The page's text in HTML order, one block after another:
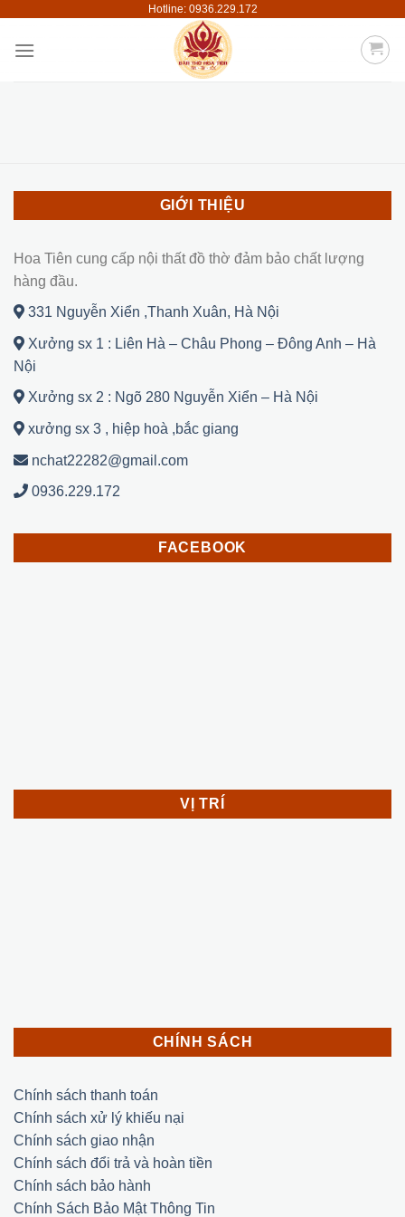
content
Hotline: 0936.229.172
GIỚI THIỆU
Hoa Tiên cung cấp nội thất đồ thờ đảm bảo chất lượng
hàng đầu.
331 Nguyễn Xiển ,Thanh Xuân, Hà Nội
Xưởng sx 1 : Liên Hà – Châu Phong – Đông Anh – Hà
Nội
Xưởng sx 2 : Ngõ 280 Nguyễn Xiển – Hà Nội
xưởng sx 3 , hiệp hoà ,bắc giang
nchat22282@gmail.com
0936.229.172
FACEBOOK
VỊ TRÍ
CHÍNH SÁCH
Chính sách thanh toán
Chính sách xử lý khiếu nại
Chính sách giao nhận
Chính sách đổi trả và hoàn tiền
Chính sách bảo hành
Chính Sách Bảo Mật Thông Tin